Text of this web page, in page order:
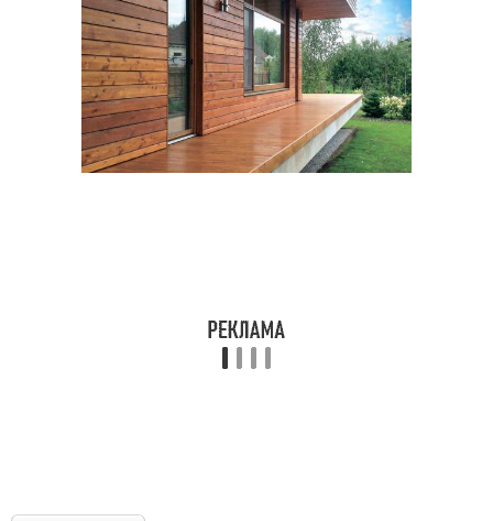
Решения для отделки
Материалы для
внутренней отделки
Внутренняя отделка
Материалы для
декоративной отделки